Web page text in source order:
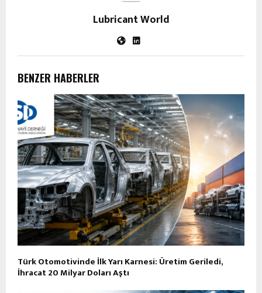
Lubricant World
BENZER HABERLER
Türk Otomotivinde İlk Yarı Karnesi: Üretim Geriledi,
İhracat 20 Milyar Doları Aştı